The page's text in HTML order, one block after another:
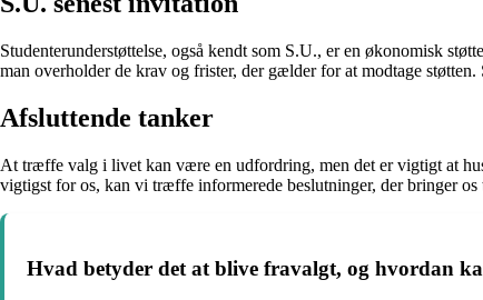
Studenterunderstøttelse, også kendt som S.U., er en økonomisk
man overholder de krav og frister, der gælder for at modtage
Afsluttende tanker
At træffe valg i livet kan være en udfordring, men det er vigtigt at
vigtigst for os, kan vi træffe informerede beslutninger, der bringer os
Hvad betyder det at blive fravalgt, og hvordan